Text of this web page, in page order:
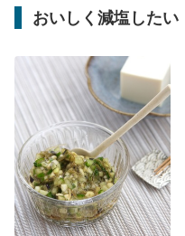
おいしく減塩したい